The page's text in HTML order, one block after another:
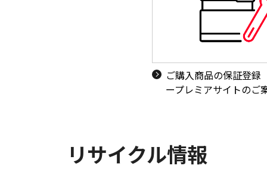
ご購入商品の保証登録
ープレミアサイトのご
リサイクル情報